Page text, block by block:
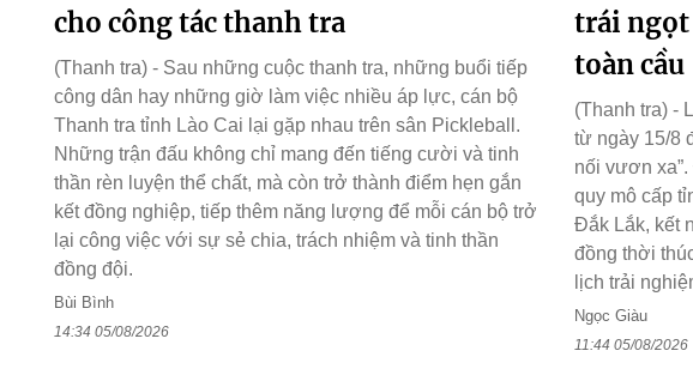
cho công tác thanh tra
(Thanh tra) - Sau những cuộc thanh tra, những buổi tiếp
công dân hay những giờ làm việc nhiều áp lực, cán bộ
Thanh tra tỉnh Lào Cai lại gặp nhau trên sân Pickleball.
Những trận đấu không chỉ mang đến tiếng cười và tinh
thần rèn luyện thể chất, mà còn trở thành điểm hẹn gắn
kết đồng nghiệp, tiếp thêm năng lượng để mỗi cán bộ trở
lại công việc với sự sẻ chia, trách nhiệm và tinh thần
đồng đội.
Bùi Bình
14:34 05/08/2026
trái ngọt
toàn cầu
(Thanh tra) -
từ ngày 15/8
nối vươn
quy mô cấp
Đắk Lắk, kết
đồng thời
lịch trải
Ngọc Giàu
11:44 05/08/2026